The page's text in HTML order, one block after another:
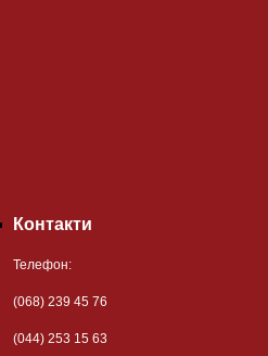
Контакти
Телефон:
(068) 239 45 76
(044) 253 15 63